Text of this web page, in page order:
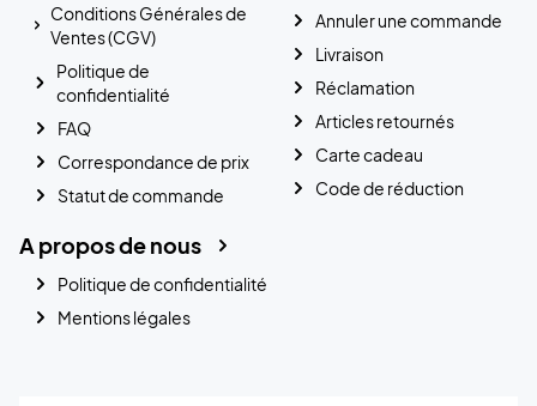
Conditions Générales de
Ventes (CGV)
Politique de
confidentialité
FAQ
Correspondance de prix
Statut de commande
Annuler une commande
Livraison
Réclamation
Articles retournés
Carte cadeau
Code de réduction
A propos de nous
Politique de confidentialité
Mentions légales